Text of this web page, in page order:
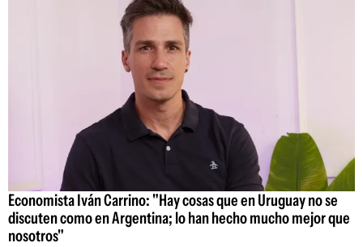
Economista Iván Carrino: "Hay cosas que en Uruguay no se
discuten como en Argentina; lo han hecho mucho mejor que
nosotros"